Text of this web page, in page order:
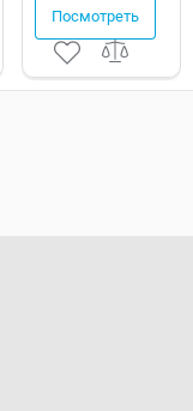
Посмотреть